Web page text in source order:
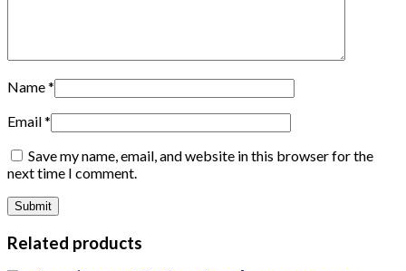
Name*
Email*
Save my name, email, and website in this browser for the
next time I comment.
Related products